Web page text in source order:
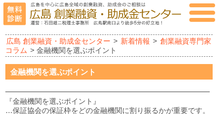
広島 創業融資・助成金センター > 新着情報 > 創業融資専門家
コラム > 金融機関を選ぶポイント
金融機関を選ぶポイント
━━━━━━━━━━━━━━━━━━━━━━━━━━━━
『金融機関を選ぶポイント』
…保証協会の保証枠をどの金融機関に割り振るかが重要です。